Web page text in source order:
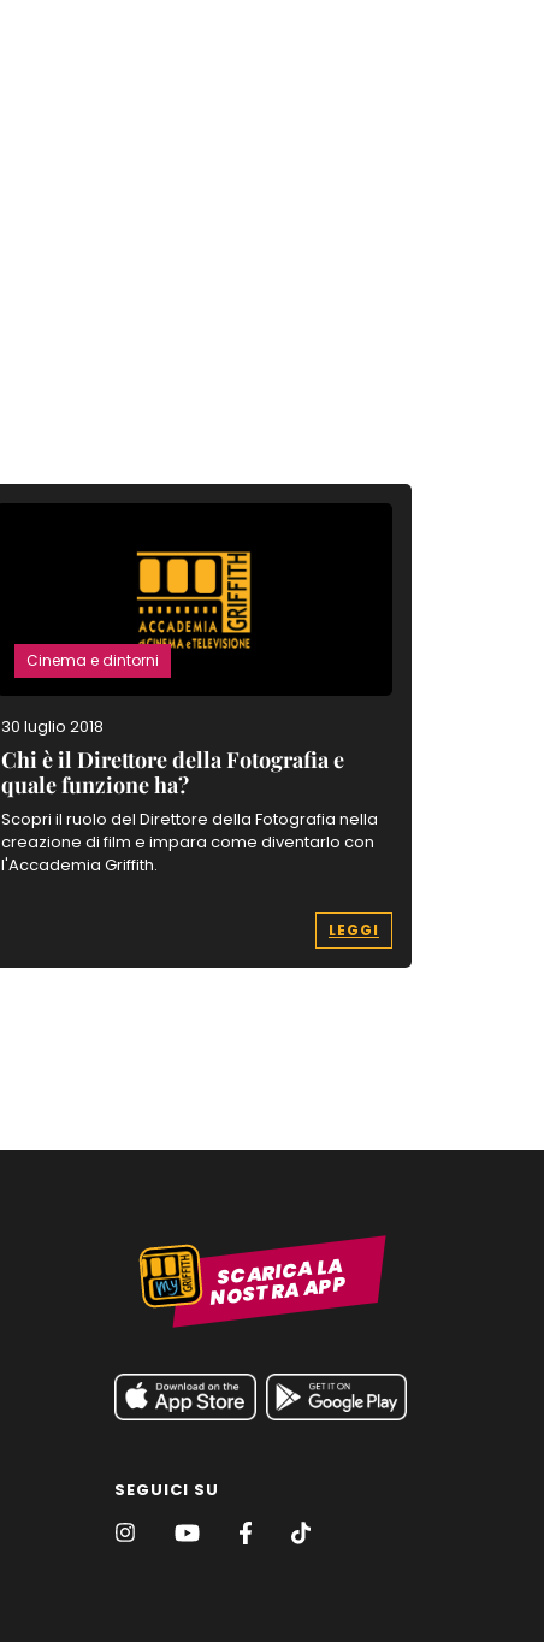
Cinema e dintorni
30 luglio 2018
Chi è il Direttore della Fotografia e
quale funzione ha?
Scopri il ruolo del Direttore della Fotografia nella
creazione di film e impara come diventarlo con
l'Accademia Griffith.
LEGGI
SCARICA LA
NOSTRA APP
SEGUICI SU